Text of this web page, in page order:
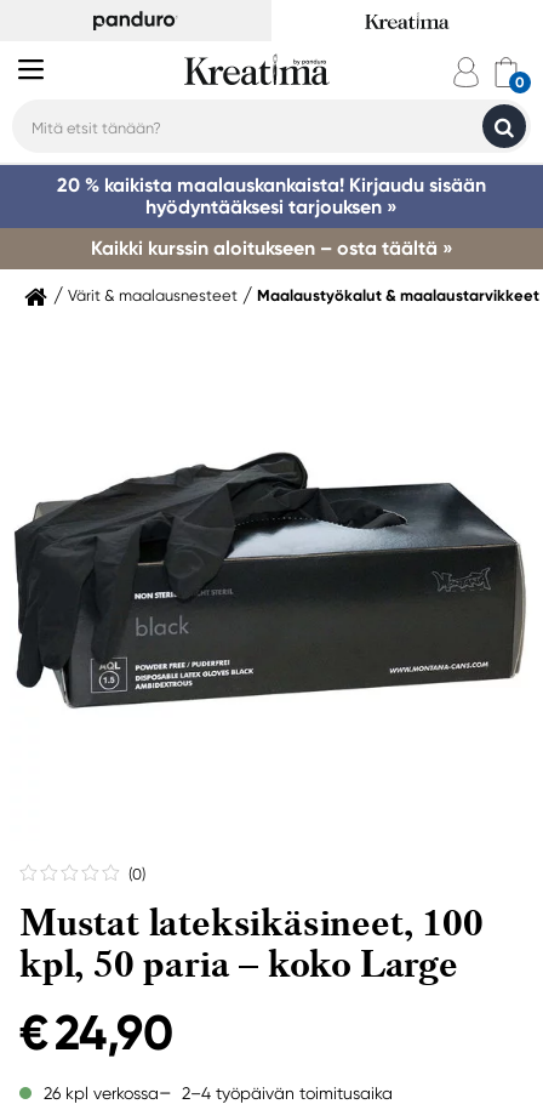
20 % kaikista maalauskankaista! Kirjaudu sisään
hyödyntääksesi tarjouksen »
Kaikki kurssin aloitukseen – osta täältä »
Värit & maalausnesteet Maalaustyökalut & maalaustarvikkeet
(0)
Mustat lateksikäsineet, 100
kpl, 50 paria – koko Large
€ 24,90
26 kpl verkossa 2–4 työpäivän toimitusaika